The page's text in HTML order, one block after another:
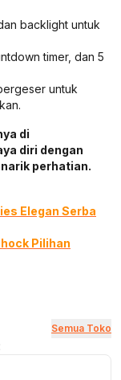
backlight untuk
timer, dan 5
untuk
di
diri dengan
perhatian.
Elegan Serba
Pilihan
Semua Toko